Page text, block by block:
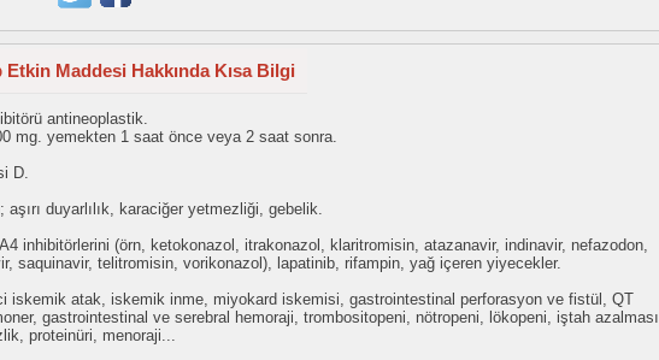
Etkin Maddesi Hakkında Kısa Bilgi
antineoplastik.
mg. yemekten 1 saat önce veya 2 saat sonra.
D.
aşırı duyarlılık, karaciğer yetmezliği, gebelik.
inhibitörlerini (örn, ketokonazol, itrakonazol, klaritromisin, atazanavir, indinavir, nefazodon,
saquinavir, telitromisin, vorikonazol), lapatinib, rifampin, yağ içeren yiyecekler.
iskemik atak, iskemik inme, miyokard iskemisi, gastrointestinal perforasyon ve fistül, QT
gastrointestinal ve serebral hemoraji, trombositopeni, nötropeni, lökopeni, iştah azalması,
proteinüri, menoraji...